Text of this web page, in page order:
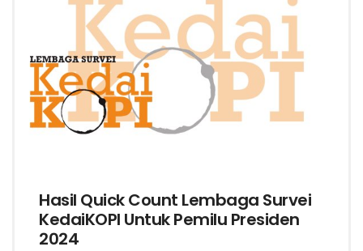
Hasil Quick Count Lembaga Survei
KedaiKOPI Untuk Pemilu Presiden
2024